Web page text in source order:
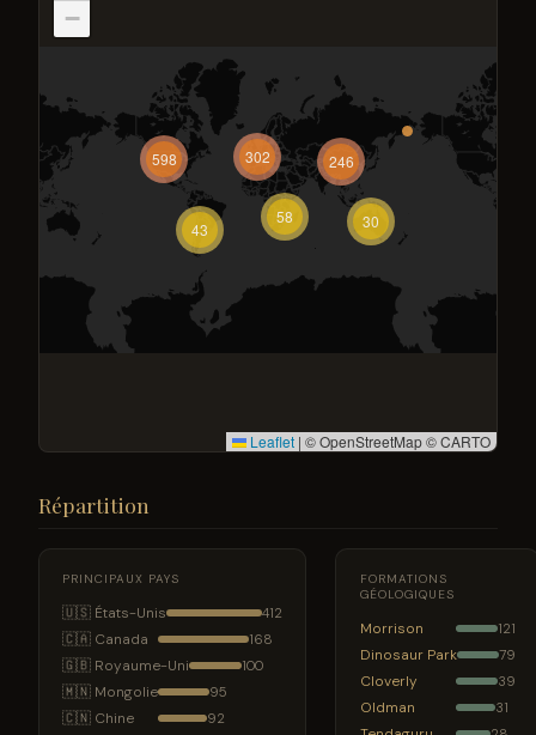
30
246
598
43
58
302
−
Leaflet | © OpenStreetMap © CARTO
Répartition
PRINCIPAUX PAYS
🇺🇸 États-Unis 412
🇨🇦 Canada 168
🇬🇧 Royaume-Uni 100
🇲🇳 Mongolie 95
🇨🇳 Chine 92
FORMATIONS
GÉOLOGIQUES
Morrison 121
Dinosaur Park 79
Cloverly 39
Oldman 31